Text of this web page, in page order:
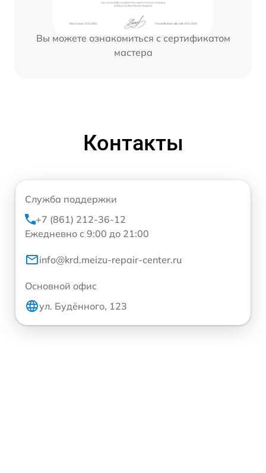
Вы можете ознакомиться с сертификатом
мастера
Контакты
Служба поддержки
+7 (861) 212-36-12
Ежедневно с 9:00 до 21:00
info@krd.meizu-repair-center.ru
Основной офис
ул. Будённого, 123